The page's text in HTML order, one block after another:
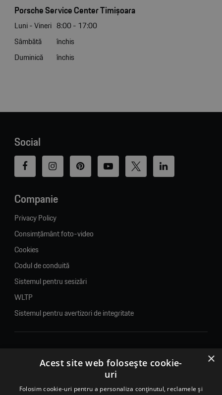
Porsche Service Center Timișoara
Luni - Vineri 8:00 - 17:00
Sâmbătă
închis
Duminică
închis
Social
Companie
Privacy Policy
Consimțământ foto-video
Cookies
Codul de conduită
Sistemul pentru sesizări
WLTP
Sistemul pentru avertizori de integritate
© 2026. Porsche Inter Auto Romania. Toate drepturile rezervate.
Porsche Inter Auto Romania SRL
RO22188461 J2007002067233
×
Acest site web folosește cookie-
uri
Folosim cookie-uri pentru a personaliza conținutul, reclamele și